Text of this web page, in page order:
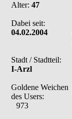
Alter: 47
Dabei seit:
04.02.2004
Stadt / Stadtteil:
I-Arzl
Goldene Weichen
des Users:
973